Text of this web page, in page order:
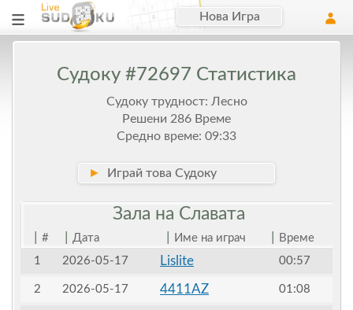
Нова Игра
Судоку #72697 Статистика
Судоку трудност: Лесно
Решени 286 Време
Средно време: 09:33
► Играй това Судоку
Зала на Славата
# Дата Име на играч
Време
1
2026-05-17 Lislite 00:57
2 2026-05-17 4411AZ 01:08